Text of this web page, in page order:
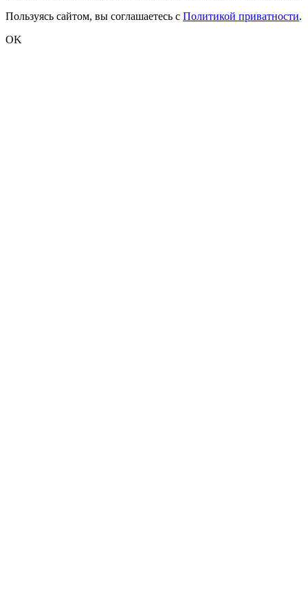
Пользуясь сайтом, вы соглашаетесь с Политикой приватности.
OK